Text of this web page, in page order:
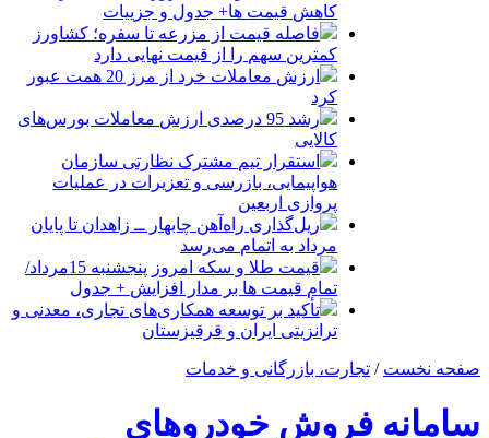
کاهش قیمت ها+ جدول و جزییات
فاصله قیمت از مزرعه تا سفره؛ کشاورز
کمترین سهم را از قیمت نهایی دارد
ارزش معاملات خرد از مرز 20 همت عبور
کرد
رشد 95 درصدی ارزش معاملات بورس‌های
کالایی
استقرار تیم مشترک نظارتی سازمان
هواپیمایی، بازرسی و تعزیرات در عملیات
پروازی اربعین
ریل‌گذاری راه‌آهن چابهار ــ زاهدان تا پایان
مرداد به اتمام می‌رسد
قیمت طلا و سکه امروز پنجشنبه 15مرداد/
تمام قیمت ها بر مدار افزایش + جدول
تأکید بر توسعه همکاری‌های تجاری، معدنی و
ترانزیتی ایران و قرقیزستان
صفحه نخست / تجارت، بازرگانی و خدمات
سامانه فروش خودروهای